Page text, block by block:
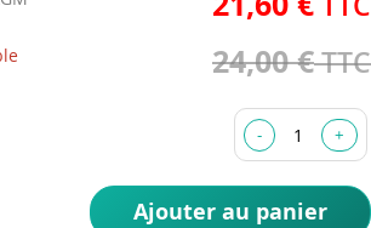
24,00 €
Ajouter au panier